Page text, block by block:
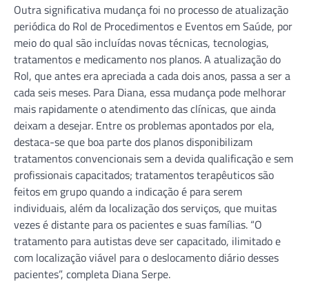
Outra significativa mudança foi no processo de atualização
periódica do Rol de Procedimentos e Eventos em Saúde, por
meio do qual são incluídas novas técnicas, tecnologias,
tratamentos e medicamento nos planos. A atualização do
Rol, que antes era apreciada a cada dois anos, passa a ser a
cada seis meses. Para Diana, essa mudança pode melhorar
mais rapidamente o atendimento das clínicas, que ainda
deixam a desejar. Entre os problemas apontados por ela,
destaca-se que boa parte dos planos disponibilizam
tratamentos convencionais sem a devida qualificação e sem
profissionais capacitados; tratamentos terapêuticos são
feitos em grupo quando a indicação é para serem
individuais, além da localização dos serviços, que muitas
vezes é distante para os pacientes e suas famílias. “O
tratamento para autistas deve ser capacitado, ilimitado e
com localização viável para o deslocamento diário desses
pacientes”, completa Diana Serpe.